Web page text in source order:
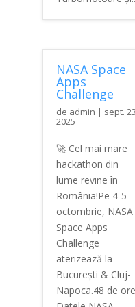
NASA Space
Apps
Challenge
de admin | sept.
2025
🚀 Cel mai mare
hackathon din
lume revine în
România!Pe 4-5
octombrie, NASA
Space Apps
Challenge
aterizează la
București & Cluj-
Napoca.48 de